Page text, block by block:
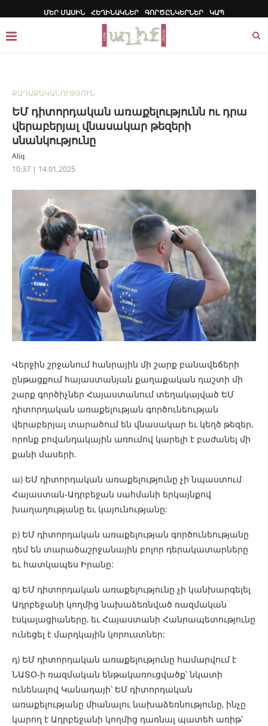
ՄԵՐ ՄԱՍԻՆ ՀԵՂԻՆԱԿՆԵՐ ԳՈՐԾԸՆԿԵՐՆԵՐ ԿԱՊ
ՔԱՂԱՔԱԿԱՆՈՒԹՅՈՒՆ
ԵՄ դիտորդական առաքելությունն ու դրա
վերաբերյալ վնասակար թեզերի
սնանկությունը
Aliq
10:37 | 14.01.2025
Վերջին շրջանում հանրային մի շարք բանավեճերի
ընթացքում հայաստանյան քաղաքական դաշտի մի
շարք գործիչներ Հայաստանում տեղակայված ԵՄ
դիտորդական առաքելության գործունեության
վերաբերյալ տարածում են վնասակար եւ կեղծ թեզեր,
որոնք բովանդակային առումով կարելի է բաժանել մի
քանի մասերի.
ա) ԵՄ դիտորդական առաքելությունը չի նպաստում
Հայաստան-Ադրբեջան սահմանի երկայնքով
խաղաղությանը եւ կայունությանը:
բ) ԵՄ դիտորդական առաքելության գործունեությանը
դեմ են տարածաշրջանային բոլոր դերակատարները
եւ հատկապես Իրանը:
գ) ԵՄ դիտորդական առաքելությունը չի կանխարգելել
Ադրբեջանի կողմից նախաձեռնված ռազմական
էսկալացիաները, եւ Հայաստանի Հանրապետությունը
ունեցել է մարդկային կորուստներ:
դ) ԵՄ դիտորդական առաքելությունը համարվում է
ՆԱՏՕ-ի ռազմական ենթակառուցվածք՝ նկատի
ունենալով Կանադայի՝ ԵՄ դիտորդական
առաքելությանը միանալու նախաձեռնությունը, ինչը
կարող է Ադրբեջանի կողմից դառնալ պատեհ առիթ՝